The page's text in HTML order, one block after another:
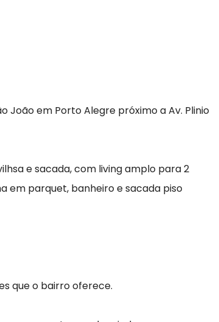
em Porto Alegre próximo a Av. Plinio
e sacada, com living amplo para 2
em parquet, banheiro e sacada piso
que o bairro oferece.